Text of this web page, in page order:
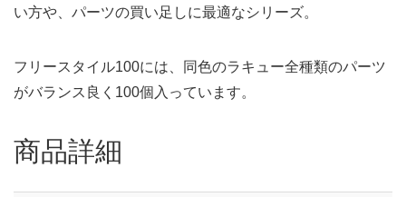
い方や、パーツの買い足しに最適なシリーズ。
フリースタイル100には、同色のラキュー全種類のパーツ
がバランス良く100個入っています。
商品詳細